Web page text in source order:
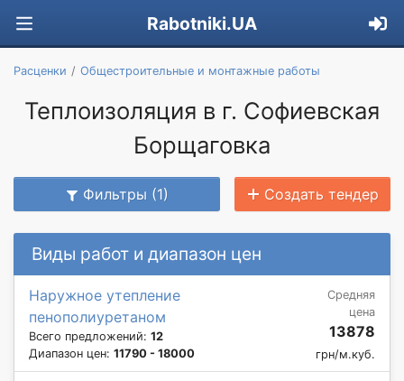
Rabotniki.UA
Расценки Общестроительные и монтажные работы
Теплоизоляция в г. Софиевская
Борщаговка
Фильтры (1) Создать тендер
Виды работ и диапазон цен
Наружное утепление
пенополиуретаном
Всего предложений: 12
Диапазон цен: 11790 - 18000
Средняя
цена
13878
грн/м.куб.